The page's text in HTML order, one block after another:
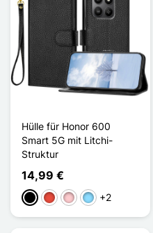
Hülle für Honor 600
Smart 5G mit Litchi-
Struktur
14,99 €
Schwarz
Rot PinkHellblau
+2